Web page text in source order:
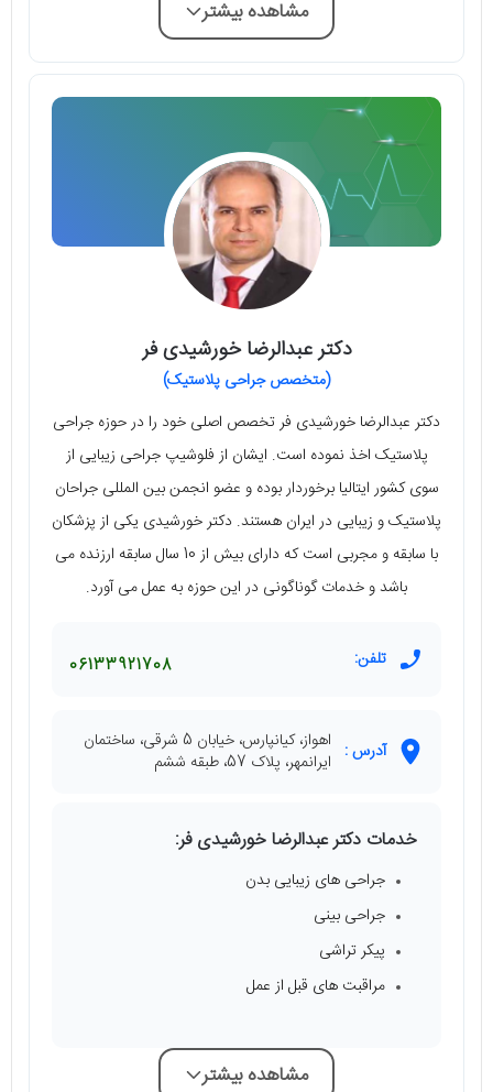
مشاهده بیشتر
دکتر عبدالرضا خورشیدی فر
(متخصص جراحی پلاستیک)
دکتر عبدالرضا خورشیدی فر تخصص اصلی خود را در حوزه‌ جراحی
پلاستیک اخذ نموده است. ایشان از فلوشیپ جراحی زیبایی از
سوی کشور ایتالیا برخوردار بوده و عضو انجمن بین المللی جراحان
پلاستیک و زیبایی در ایران هستند. دکتر خورشیدی یکی از پزشکان
با سابقه و مجربی است که دارای بیش از 10 سال سابقه‌ ارزنده می‌
باشد و خدمات گوناگونی در این حوزه به عمل می‌ آورد.
تلفن: 06133921708
آدرس :
اهواز، کیانپارس، خیابان 5 شرقی، ساختمان
ایرانمهر، پلاک 57، طبقه ششم
خدمات دکتر عبدالرضا خورشیدی فر:
جراحی های زیبایی بدن
جراحی بینی
پیکر تراشی
مراقبت های قبل از عمل
مشاهده بیشتر